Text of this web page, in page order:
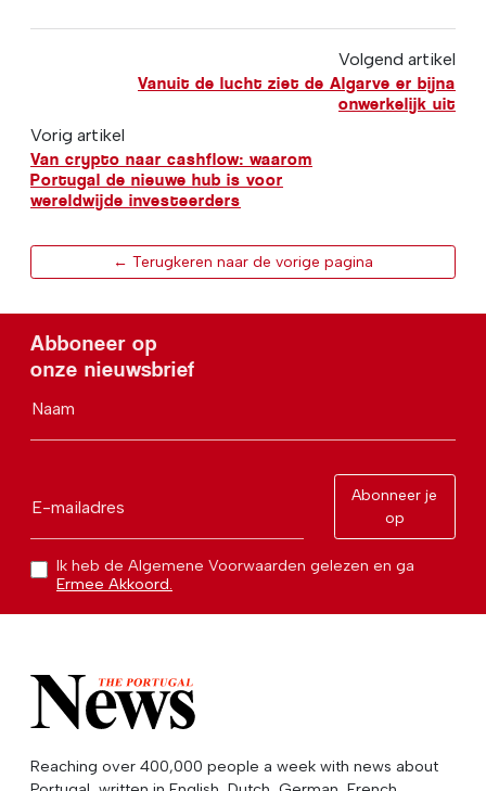
Volgend artikel
Vanuit de lucht ziet de Algarve er bijna
onwerkelijk uit
Vorig artikel
Van crypto naar cashflow: waarom
Portugal de nieuwe hub is voor
wereldwijde investeerders
← Terugkeren naar de vorige pagina
Abboneer op
onze nieuwsbrief
Naam
E-mailadres
Abonneer je
op
Ik heb de Algemene Voorwaarden gelezen en ga
Ermee Akkoord.
Reaching over 400,000 people a week with news about